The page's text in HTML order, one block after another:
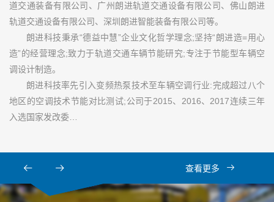
道交通装备有限公司、广州朗进轨道交通设备有限公司、佛山朗进
轨道交通设备有限公司、深圳朗进智能装备有限公司等。
朗进科技秉承“德益中慧”企业文化哲学理念;坚持“朗进造=用心
造”的经营理念;致力于轨道交通车辆节能研究;专注于节能型车辆空
调设计制造。
朗进科技率先引入变频热泵技术至车辆空调行业:完成超过八个
地区的空调技术节能对比测试;公司于2015、2016、2017连续三年
入选国家发改委…
查看更多